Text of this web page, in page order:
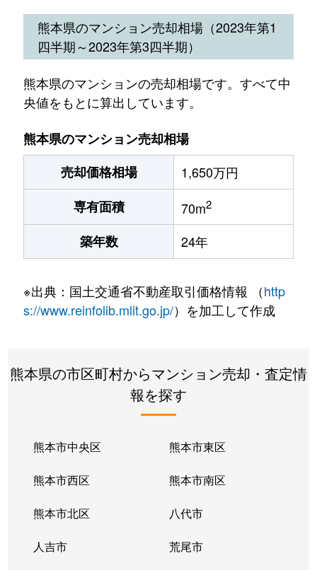
熊本県のマンション売却相場（2023年第1
四半期～2023年第3四半期）
熊本県のマンションの売却相場です。すべて中
央値をもとに算出しています。
熊本県のマンション売却相場
売却価格相場
1,650万円
専有面積
70m2
築年数 24年
※出典：国土交通省不動産取引価格情報 （http
s://www.reinfolib.mlit.go.jp/）を加工して作成
熊本県の市区町村からマンション売却・査定情
報を探す
熊本市中央区 熊本市東区
熊本市西区 熊本市南区
熊本市北区 八代市
人吉市 荒尾市